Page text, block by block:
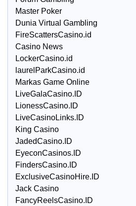
Master Poker
Dunia Virtual Gambling
FireScattersCasino.id
Casino News
LockerCasino.id
laurelParkCasino.id
Markas Game Online
LiveGalaCasino.ID
LionessCasino.ID
LiveCasinoLinks.ID
King Casino
JadedCasino.ID
EyeconCasinos.ID
FindersCasino.ID
ExclusiveCasinoHire.ID
Jack Casino
FancyReelsCasino.ID